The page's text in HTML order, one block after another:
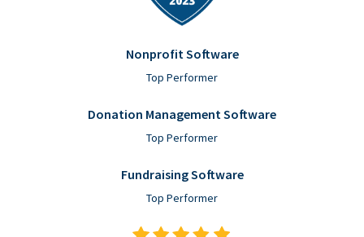
Nonprofit Software
Top Performer
Donation Management Software
Top Performer
Fundraising Software
Top Performer